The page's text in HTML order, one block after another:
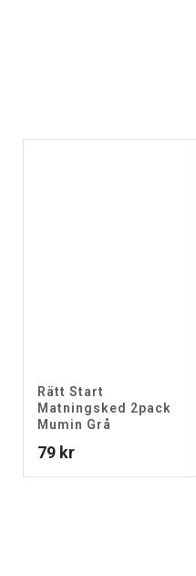
Rätt Start
Matningsked 2pack
Mumin Grå
79 kr